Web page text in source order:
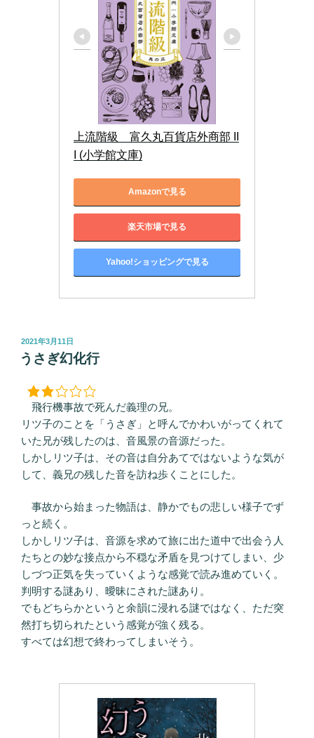
上流階級　富久丸百貨店外商部 II
I (小学館文庫)
Amazonで見る
楽天市場で見る
Yahoo!ショッピングで見る
投
稿
日:
2021年3月11日
うさぎ幻化行
飛行機事故で死んだ義理の兄。
リツ子のことを「うさぎ」と呼んでかわいがってくれて
いた兄が残したのは、音風景の音源だった。
しかしリツ子は、その音は自分あてではないような気が
して、義兄の残した音を訪ね歩くことにした。
事故から始まった物語は、静かでもの悲しい様子でず
っと続く。
しかしリツ子は、音源を求めて旅に出た道中で出会う人
たちとの妙な接点から不穏な矛盾を見つけてしまい、少
しづつ正気を失っていくような感覚で読み進めていく。
判明する謎あり、曖昧にされた謎あり。
でもどちらかというと余韻に浸れる謎ではなく、ただ突
然打ち切られたという感覚が強く残る。
すべては幻想で終わってしまいそう。